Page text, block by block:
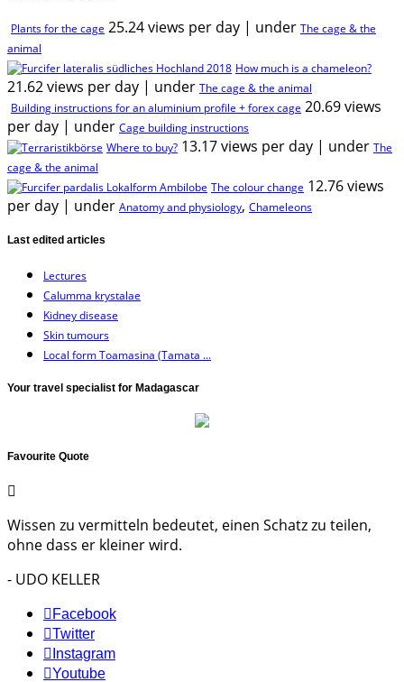
Plants for the cage 25.24 views per day | under The cage & the
animal
How much is a chameleon?
21.62 views per day | under The cage & the animal
Building instructions for an aluminium profile + forex cage 20.69 views
per day | under Cage building instructions
Where to buy? 13.17 views per day | under The
cage & the animal
The colour change 12.76 views
per day | under Anatomy and physiology, Chameleons
Last edited articles
Lectures
Calumma krystalae
Kidney disease
Skin tumours
Local form Toamasina (Tamata ...
Your travel specialist for Madagascar
Favourite Quote
Wissen zu vermitteln bedeutet, einen Schatz zu teilen,
ohne dass er kleiner wird.
- UDO KELLER
Facebook
Twitter
Instagram
Youtube